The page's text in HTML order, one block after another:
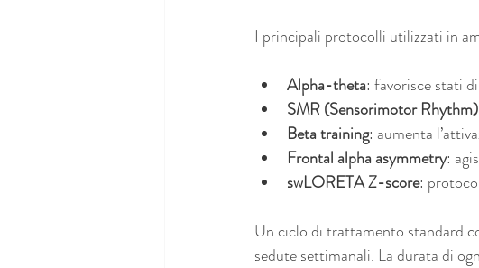
I principali protocolli utilizzati in
Alpha-theta: favorisce stati
SMR (Sensorimotor Rhythm)
Beta training: aumenta
Frontal alpha asymmetry:
swLORETA Z-score:
Un ciclo di trattamento standard
sedute settimanali. La durata di